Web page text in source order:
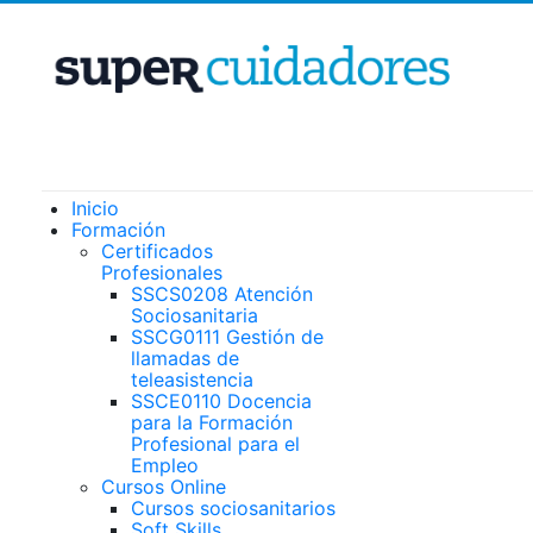
Inicio
Formación
Certificados
Profesionales
SSCS0208 Atención
Sociosanitaria
SSCG0111 Gestión de
llamadas de
teleasistencia
SSCE0110 Docencia
para la Formación
Profesional para el
Empleo
Cursos Online
Cursos sociosanitarios